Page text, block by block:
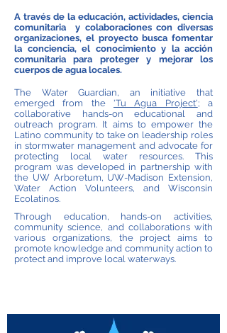
A través de la educación, actividades, ciencia
comunitaria y colaboraciones con diversas
organizaciones, el proyecto busca fomentar
la conciencia, el conocimiento y la acción
comunitaria para proteger y mejorar los
cuerpos de agua locales.
The Water Guardian, an initiative that
emerged from the 'Tu Agua Project'; a
collaborative hands-on educational and
outreach program. It aims to empower the
Latino community to take on leadership roles
in stormwater management and advocate for
protecting local water resources. This
program was developed in partnership with
the UW Arboretum, UW-Madison Extension,
Water Action Volunteers, and Wisconsin
Ecolatinos.
Through education, hands-on activities,
community science, and collaborations with
various organizations, the project aims to
promote knowledge and community action to
protect and improve local waterways.